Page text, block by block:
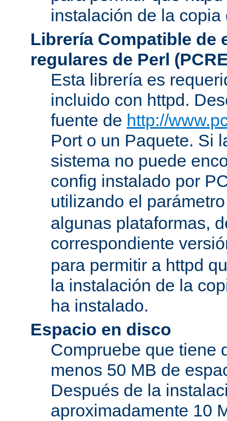
instalación de la
Librería Compatible de
regulares de Perl
Esta librería es
incluido con httpd.
fuente de http://
Port o un Paquete. Si
sistema no puede
config instalado por
utilizando el parámetro
algunas plataformas,
correspondiente
para permitir a httpd
la instalación de la
ha instalado.
Espacio en disco
Compruebe que tiene
menos 50 MB de
Después de la
aproximadamente 10